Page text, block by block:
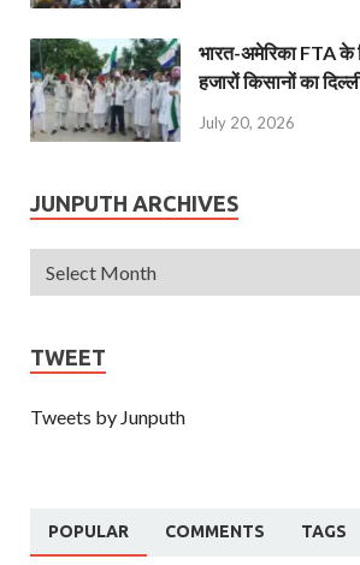
भारत-अमेरिका FTA के
हजारों किसानों का
July 20, 2026
JUNPUTH ARCHIVES
TWEET
Tweets by Junputh
POPULAR COMMENTS TAGS